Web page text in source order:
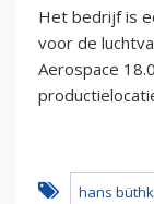
Het bedrijf is
voor de
Aerospace
hans